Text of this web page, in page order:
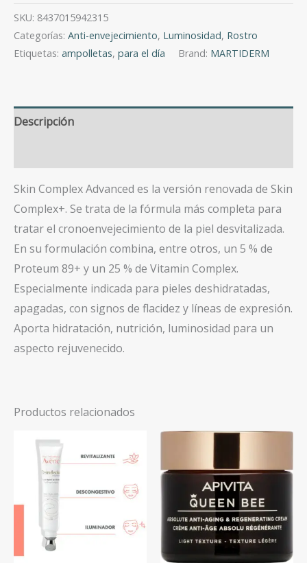
Complex
+
Caja
Ampolletas
cantidad
SKU: 8437015942315
Categorías: Anti-envejecimiento, Luminosidad, Rostro
Etiquetas: ampolletas, para el día Brand: MARTIDERM
Descripción
Skin Complex Advanced es la versión renovada de Skin
Complex+. Se trata de la fórmula más completa para
tratar el cronoenvejecimiento de la piel desvitalizada.
En su formulación combina, entre otros, un 5 % de
Proteum 89+ y un 25 % de Vitamin Complex.
Especialmente indicada para pieles deshidratadas,
apagadas, con signos de flacidez y líneas de expresión.
Aporta hidratación, nutrición, luminosidad para un
aspecto rejuvenecido.
Productos relacionados